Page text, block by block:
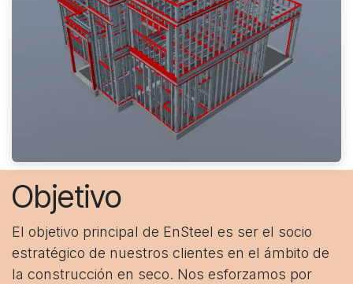
Objetivo
El objetivo principal de EnSteel es ser el socio
estratégico de nuestros clientes en el ámbito de
la construcción en seco. Nos esforzamos por